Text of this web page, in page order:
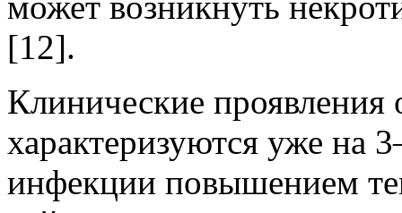
[12].
Клинические проявления
характеризуются уже на
инфекции повышением